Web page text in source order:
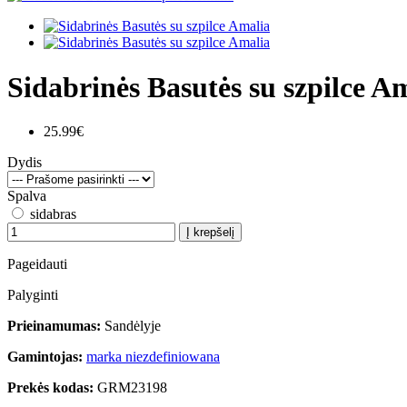
Sidabrinės Basutės su szpilce
25.99€
Dydis
Spalva
sidabras
Į krepšelį
Pageidauti
Palyginti
Prieinamumas: Sandėlyje
Gamintojas: marka niezdefiniowana
Prekės kodas: GRM23198